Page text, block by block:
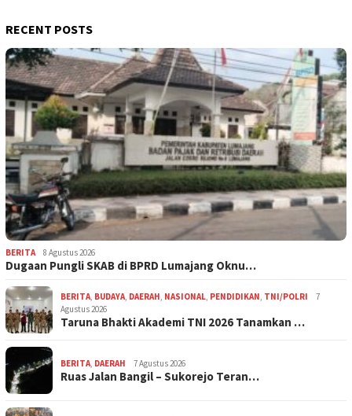
RECENT POSTS
BERITA 8 Agustus 2026
Dugaan Pungli SKAB di BPRD Lumajang Oknu…
BERITA, BUDAYA, DAERAH, NASIONAL, PENDIDIKAN, TNI/POLRI
7
Agustus 2026
Taruna Bhakti Akademi TNI 2026 Tanamkan …
BERITA, DAERAH 7 Agustus 2026
Ruas Jalan Bangil – Sukorejo Teran…